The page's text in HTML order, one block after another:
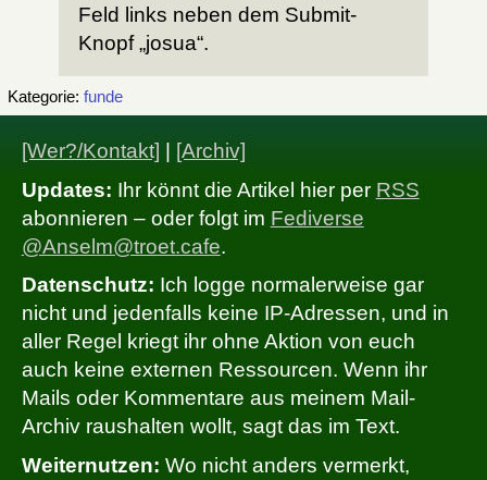
Feld links neben dem Submit-
Knopf „josua“.
Kategorie: funde
[Wer?/Kontakt] | [Archiv]
Updates: Ihr könnt die Artikel hier per RSS
abonnieren – oder folgt im Fediverse
@Anselm@troet.cafe.
Datenschutz: Ich logge normalerweise gar
nicht und jedenfalls keine IP-Adressen, und in
aller Regel kriegt ihr ohne Aktion von euch
auch keine externen Ressourcen. Wenn ihr
Mails oder Kommentare aus meinem Mail-
Archiv raushalten wollt, sagt das im Text.
Weiternutzen: Wo nicht anders vermerkt,